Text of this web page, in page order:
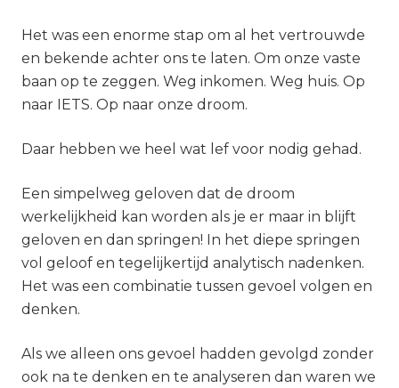
Het was een enorme stap om al het vertrouwde
en bekende achter ons te laten. Om onze vaste
baan op te zeggen. Weg inkomen. Weg huis. Op
naar IETS. Op naar onze droom.
Daar hebben we heel wat lef voor nodig gehad.
Een simpelweg geloven dat de droom
werkelijkheid kan worden als je er maar in blijft
geloven en dan springen! In het diepe springen
vol geloof en tegelijkertijd analytisch nadenken.
Het was een combinatie tussen gevoel volgen en
denken.
Als we alleen ons gevoel hadden gevolgd zonder
ook na te denken en te analyseren dan waren we